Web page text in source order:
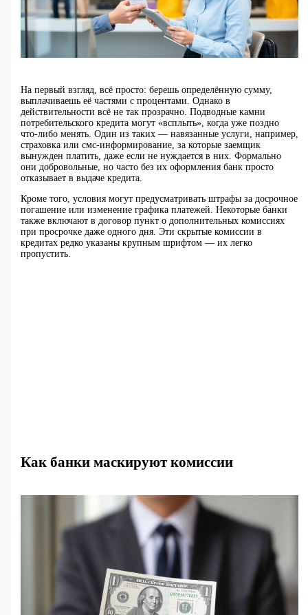
На первый взгляд, всё просто: берешь определённую сумму,
выплачиваешь её частями с процентами. Однако в
действительности всё не так прозрачно. Подводные камни
потребительского кредита могут «всплыть», когда уже поздно
что-либо менять. Один из таких — навязанные услуги, например,
страховка или смс-информирование, за которые заемщик
вынужден платить, даже если не нуждается в них. Формально
они добровольные, но часто без их оформления банк просто
отказывает в выдаче кредита.
Кроме того, условия могут предусматривать штрафы за досрочное
погашение или изменение графика платежей. Некоторые банки
также включают в договор пункт о дополнительных комиссиях
при просрочке даже одного дня. Эти скрытые комиссии в
кредитах редко указаны крупным шрифтом — их легко
пропустить.
Как банки маскируют комиссии